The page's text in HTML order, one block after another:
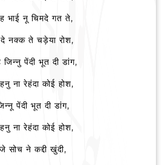
भाई नू चिमदे गत ते,
नक्क ते चड़ेया रोश,
पेंदी भूत दी डांग,
ना रेहंदा कोई होश,
पेंदी भूत दी डांग,
ना रेहंदा कोई होश,
जे सोच ने कद्दी खुंदी,